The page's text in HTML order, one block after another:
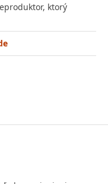
ktorý